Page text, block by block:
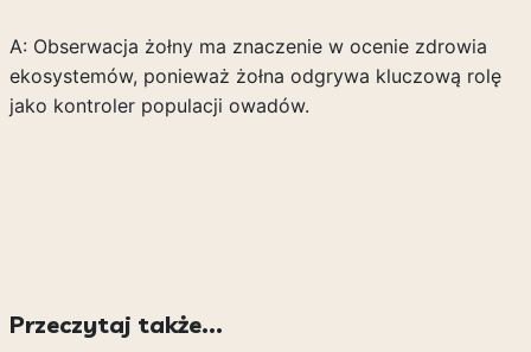
A: Obserwacja żołny ma znaczenie w ocenie zdrowia
ekosystemów, ponieważ żołna odgrywa kluczową rolę
jako kontroler populacji owadów.
Przeczytaj także...